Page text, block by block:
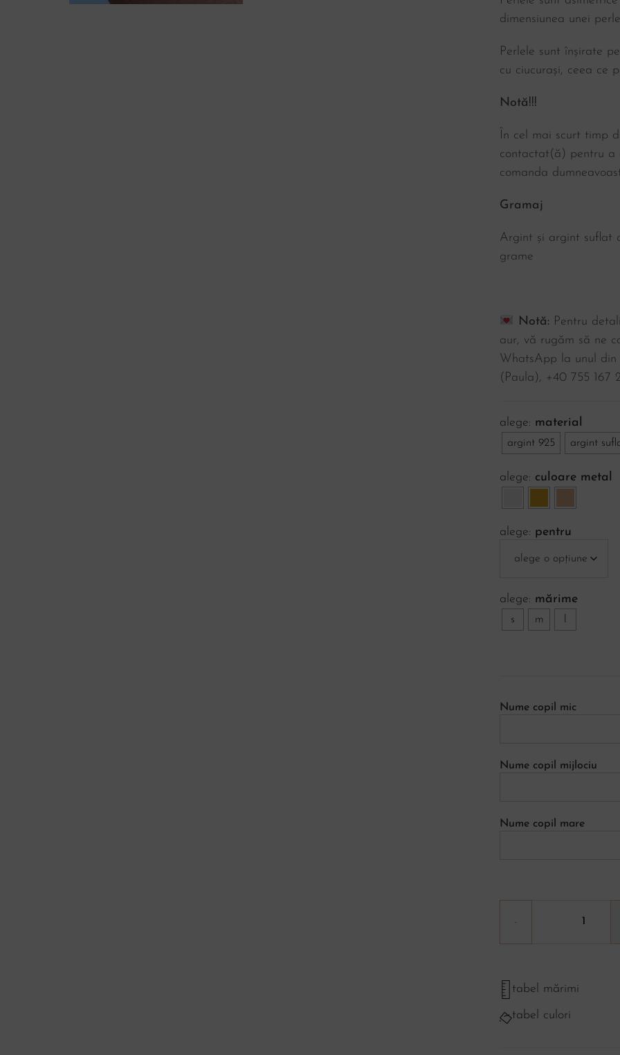
dimensiunea unei
Perlele sunt înșirate
cu ciucurași, ceea ce
Notă!!!
În cel mai scurt timp
contactat(ă) pentru a
comanda
Gramaj
Argint și argint suflat
grame
Notă: Pentru
aur, vă rugăm să ne
WhatsApp la unul din
(Paula), ‪+40 755 167
material
argint 925 argint
culoare metal
pentru
mărime
s m
Nume copil mic
Nume copil mijlociu
Nume copil mare
tabel mărimi
tabel culori